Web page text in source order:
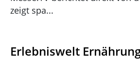
zeigt spa...
Erlebniswelt